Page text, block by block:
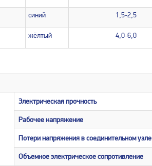
синий 1,5-2,5
жёлтый 4,0-6,0
Электрическая прочность
Рабочее напряжение
Потери напряжения в соединительном узле
Объемное электрическое сопротивление